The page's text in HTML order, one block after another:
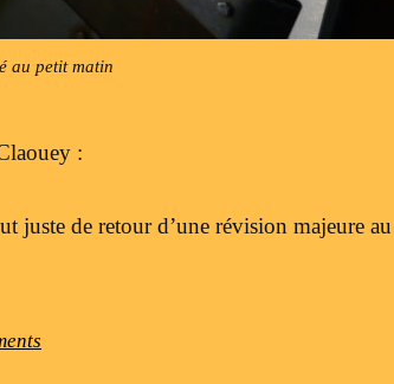
au petit matin
:
juste de retour d’une révision majeure au